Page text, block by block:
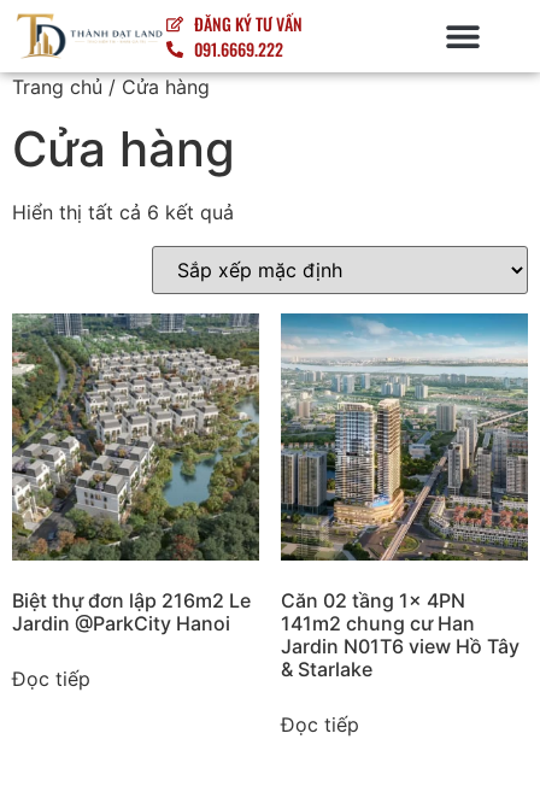
ĐĂNG KÝ TƯ VẤN
091.6669.222
Trang chủ / Cửa hàng
Cửa hàng
Hiển thị tất cả 6 kết quả
Biệt thự đơn lập 216m2 Le
Jardin @ParkCity Hanoi
Đọc tiếp
Căn 02 tầng 1x 4PN
141m2 chung cư Han
Jardin N01T6 view Hồ Tây
& Starlake
Đọc tiếp